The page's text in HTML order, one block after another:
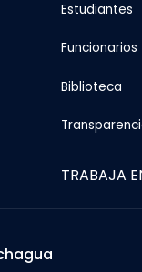
Estudiantes
Funcionarios
Biblioteca
TRABAJA